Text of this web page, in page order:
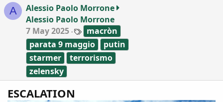
o
A
Alessio Paolo Morrone
Alessio Paolo Morrone
7 May 2025
T
a
g
s
macròn
parata 9 maggio
putin
starmer
terrorismo
zelensky
ESCALATION